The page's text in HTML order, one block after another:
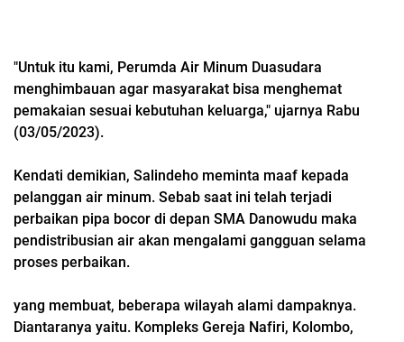
"Untuk itu kami, Perumda Air Minum Duasudara
menghimbauan agar masyarakat bisa menghemat
pemakaian sesuai kebutuhan keluarga," ujarnya Rabu
(03/05/2023).
Kendati demikian, Salindeho meminta maaf kepada
pelanggan air minum. Sebab saat ini telah terjadi
perbaikan pipa bocor di depan SMA Danowudu maka
pendistribusian air akan mengalami gangguan selama
proses perbaikan.
yang membuat, beberapa wilayah alami dampaknya.
Diantaranya yaitu. Kompleks Gereja Nafiri, Kolombo,